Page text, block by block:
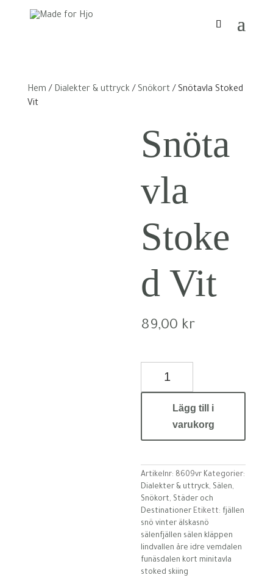
Hem / Dialekter & uttryck/ Snökort/ Snötavla Stoked
Vit
Snöta
vla
Stoke
d Vit
89,00 kr
Stoked
Vit
Lägg till i
varukorg
Artikelnr: 8609vr Kategorier:
Dialekter & uttryck, Sälen,
Snökort, Städer och
Destinationer Etikett: fjällen
snö vinter älskasnö
sälenfjällen sälen kläppen
lindvallen åre idre vemdalen
funäsdalen kort minitavla
stoked skiing